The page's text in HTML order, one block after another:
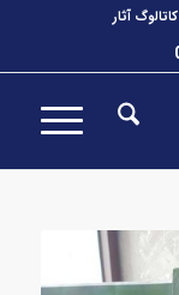
کاتالوگ آثار